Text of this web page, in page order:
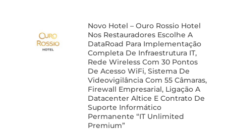
Novo Hotel – Ouro Rossio Hotel
Nos Restauradores Escolhe A
DataRoad Para Implementação
Completa De Infraestrutura IT,
Rede Wireless Com 30 Pontos
De Acesso WiFi, Sistema De
Videovigilância Com 55 Câmaras,
Firewall Empresarial, Ligação A
Datacenter Altice E Contrato De
Suporte Informático
Permanente “IT Unlimited
Premium”